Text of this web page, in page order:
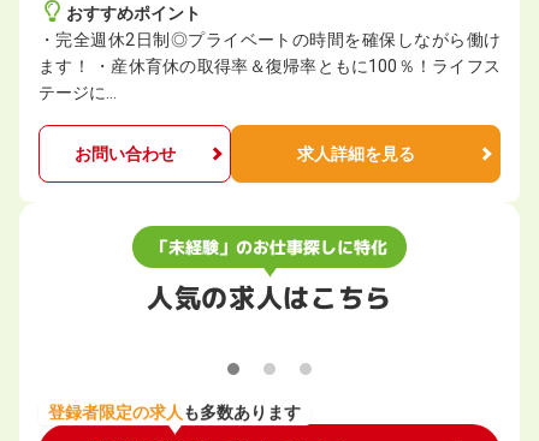
おすすめポイント
・完全週休2日制◎プライベートの時間を確保しながら働け
ます！ ・産休育休の取得率＆復帰率ともに100％！ライフス
テージに…
お問い合わせ 求人詳細を見る
「未経験」のお仕事探しに特化
人気の求人はこちら
登録者限定の求人も多数あります